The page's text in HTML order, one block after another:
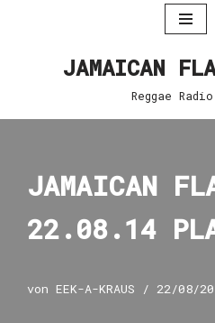
JAMAICAN
Reggae Radio
JAMAICAN
22.08.14
von EEK-A-KRAUS 22/08/